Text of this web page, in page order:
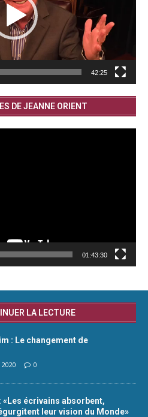
42:25
DE JEANNE ORIENT
01:43:30
LA LECTURE
: Le changement de
0
«Les écrivains absorbent,
leur vision du Monde»